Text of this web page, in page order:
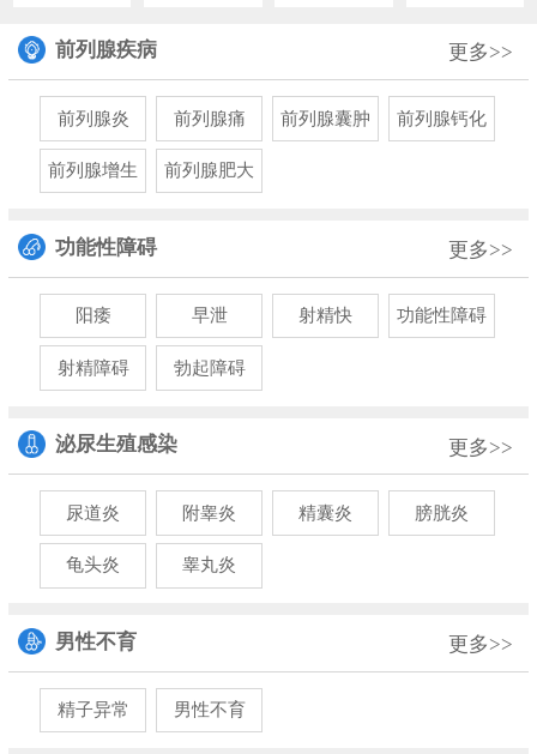
前列腺疾病 更多>>
前列腺炎 前列腺痛 前列腺囊肿 前列腺钙化
前列腺增生 前列腺肥大
功能性障碍 更多>>
阳痿 早泄 射精快 功能性障碍
射精障碍 勃起障碍
泌尿生殖感染 更多>>
尿道炎 附睾炎 精囊炎 膀胱炎
龟头炎 睾丸炎
男性不育 更多>>
精子异常 男性不育